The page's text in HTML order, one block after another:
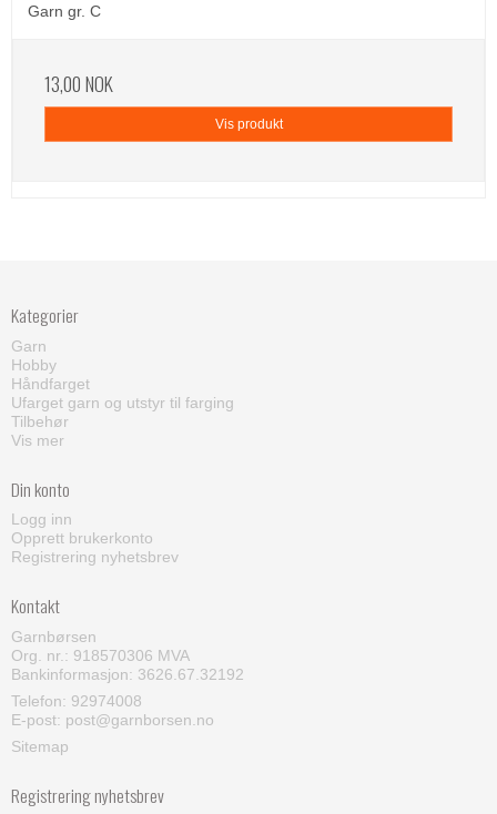
Garn gr. C
13,00 NOK
Vis produkt
Kategorier
Garn
Hobby
Håndfarget
Ufarget garn og utstyr til farging
Tilbehør
Vis mer
Din konto
Logg inn
Opprett brukerkonto
Registrering nyhetsbrev
Kontakt
Garnbørsen
Org. nr.: 918570306 MVA
Bankinformasjon: 3626.67.32192
Telefon: 92974008
E-post: post@garnborsen.no
Sitemap
Registrering nyhetsbrev